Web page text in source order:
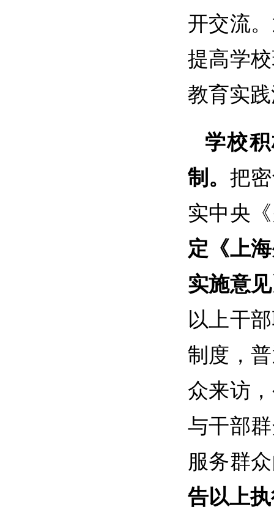
开交流
提高学
教育实
学校
制。 把
实中央
定《上
实施意
以上干
制度，
众来访
与干部
服务群
告以上